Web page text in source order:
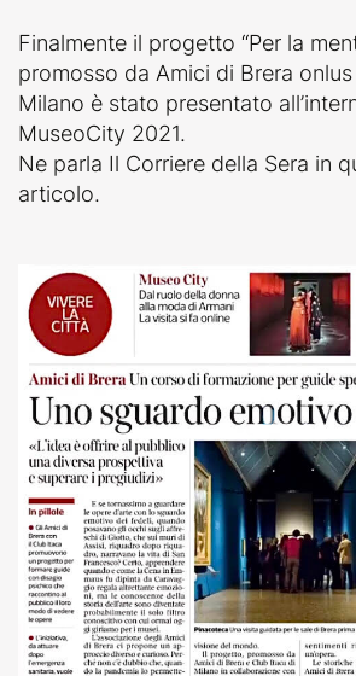
Finalmente il progetto “Per la
promosso da Amici di Brera
Milano è stato presentato
MuseoCity 2021.
Ne parla Il Corriere della Sera in
articolo.